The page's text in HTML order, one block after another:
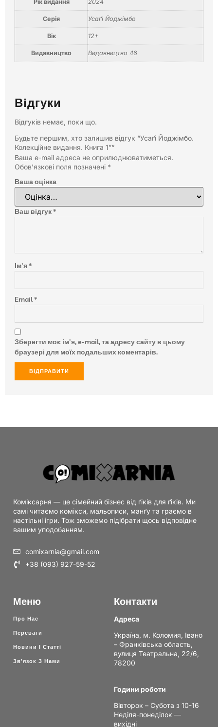
Рік видання 2024
Серія Усаґі Йоджімбо
Вік 12+
Видавництво Видавництво 46
Відгуки
Відгуків немає, поки що.
Будьте першим, хто залишив відгук “Усаґі Йоджімбо.
Колекційне видання. Книга 1”“
Ваша e-mail адреса не оприлюднюватиметься.
Обов’язкові поля позначені *
Ваша оцінка
Ваш відгук*
Ім'я*
Email*
Зберегти моє ім'я, e-mail, та адресу сайту в цьому
браузері для моїх подальших коментарів.
Коміксарня — це сімейний бізнес від ґіків для ґіків. Ми
самі читаємо комікси, мальописи, манґу та граємо в
настільні ігри. Тож зможемо підібрати щось відповідне
вашим уподобанням.
comixarnia@gmail.com
+38 (093) 927-59-52
Меню
Про Нас
Переваги
Новини І Статті
Зв'язок З Нами
Контакти
Адреса
Україна, м. Коломия, Івано
– Франківська область,
вулиця Театральна, 22/6,
78200
Години роботи
Вівторок – Субота з 10-16
Неділя-понеділок —
вихідні